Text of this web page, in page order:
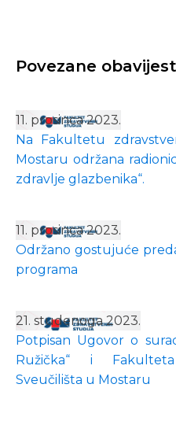
Povezane
11. prosinca 2023.
Na Fakultetu
Mostaru održana
zdravlje glazbenika“.
11. prosinca 2023.
Održano gostujuće
programa
21. studenoga 2023.
Potpisan Ugovor o
Ružička“ i
Sveučilišta u Mostaru